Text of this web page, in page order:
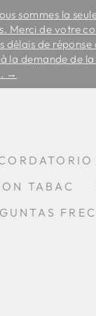
sommes la
Merci de votre
de
demande de
→
TABAC